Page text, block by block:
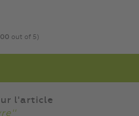
out of 5)
l'article